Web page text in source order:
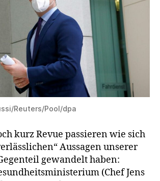
Reuters/Pool/dpa
kurz Revue passieren wie sich
Aussagen unserer
gewandelt haben:
(Chef Jens